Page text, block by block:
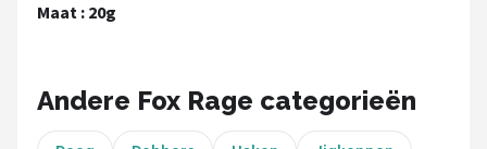
Rozemeijer
Maat : 20g
Andere Fox Rage categorieën